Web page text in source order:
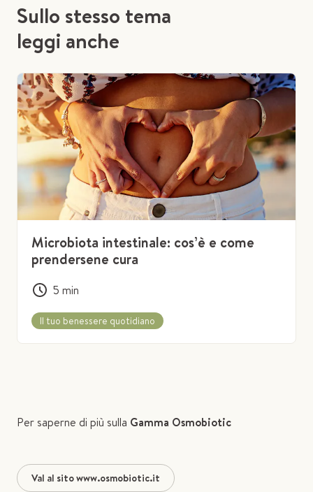
Sullo stesso tema
leggi anche
Microbiota intestinale: cos’è e come
prendersene cura
5 min
Il tuo benessere quotidiano
Per saperne di più sulla Gamma Osmobiotic
Val al sito www.osmobiotic.it